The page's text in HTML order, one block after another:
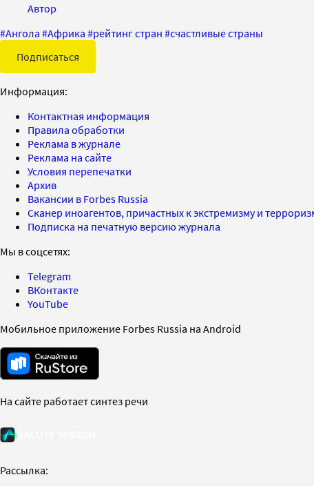
Автор
#Ангола #Африка #рейтинг стран #счастливые страны
Подписаться
Информация:
Контактная информация
Правила обработки
Реклама в журнале
Реклама на сайте
Условия перепечатки
Архив
Вакансии в Forbes Russia
Сканер иноагентов, причастных к экстремизму и
Подписка на печатную версию журнала
Мы в соцсетях:
Telegram
ВКонтакте
YouTube
Мобильное приложение Forbes Russia на Android
На сайте работает синтез речи
Рассылка: